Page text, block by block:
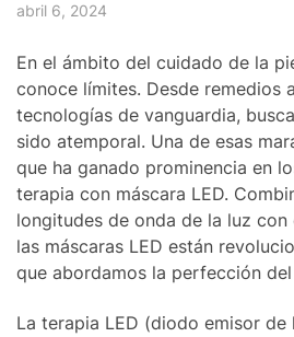
abril 6, 2024
En el ámbito del cuidado de la
conoce límites. Desde remedios
tecnologías de vanguardia,
sido atemporal. Una de esas
que ha ganado prominencia en
terapia con máscara LED.
longitudes de onda de la luz
las máscaras LED están
que abordamos la perfección
La terapia LED (diodo emisor de